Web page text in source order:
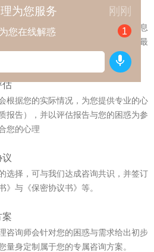
档
咨询师将会通过谈话了解您的基本信息
您对心理咨询建立一个初步的概念，最
估
根据您的实际情况，为您提供专业的心
报告），并以评估报告与您的困惑为参
您的心理
议
选择，可与我们达成咨询共识，并签订
》与《保密协议书》等。
案
咨询师会针对您的困惑与需求给出初步
量身定制属于您的专属咨询方案。
为您服务 刚刚
您在线解惑 1
